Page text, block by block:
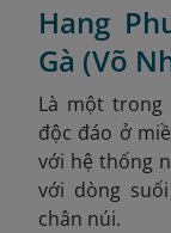
Hang
Gà (Võ
Là một trong
độc đáo ở
với hệ thống
với dòng
chân núi.